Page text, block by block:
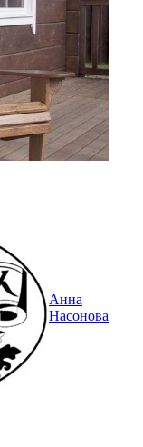
Анна
Насонова